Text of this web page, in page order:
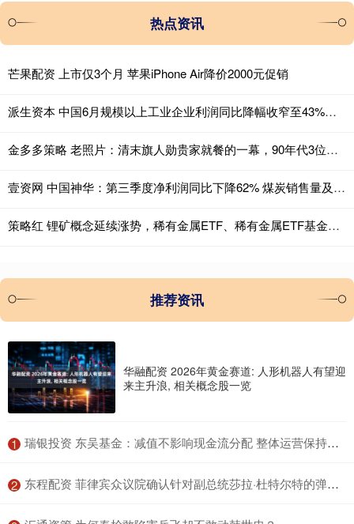
热点资讯
芒果配资 上市仅3个月 苹果iPhone Air降价2000元促销
派生资本 中国6月规模以上工业企业利润同比降幅收窄至43%，装备制造业支撑作用突出
金多多策略 老照片：清末旗人勋贵家就餐的一幕，90年代3位正坐在店前的女子
壹资网 中国神华：第三季度净利润同比下降62% 煤炭销售量及平均销售价格下降导致煤炭销售收入下降
策略红 锂矿概念延续涨势，稀有金属ETF、稀有金属ETF基金涨超2%
推荐资讯
华融配资 2026年黄金赛道: 人形机器人有望迎
来主升浪, 相关概念股一览
1 ​瑞银投资 东吴基金：减值不影响现金流分配 整体运营保持稳定
2 ​东程配资 菲律宾众议院确认针对副总统莎拉·杜特尔特的弹劾指控合宪